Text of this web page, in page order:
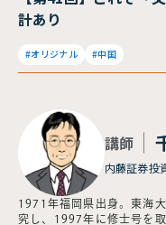
計あり
#オリジナル #中国
講師
内藤証券投
1971年福岡県出身。東海
究し、1997年に修士号を